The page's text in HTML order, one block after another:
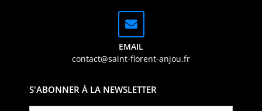
EMAIL
contact@saint-florent-anjou.fr
S'ABONNER À LA NEWSLETTER